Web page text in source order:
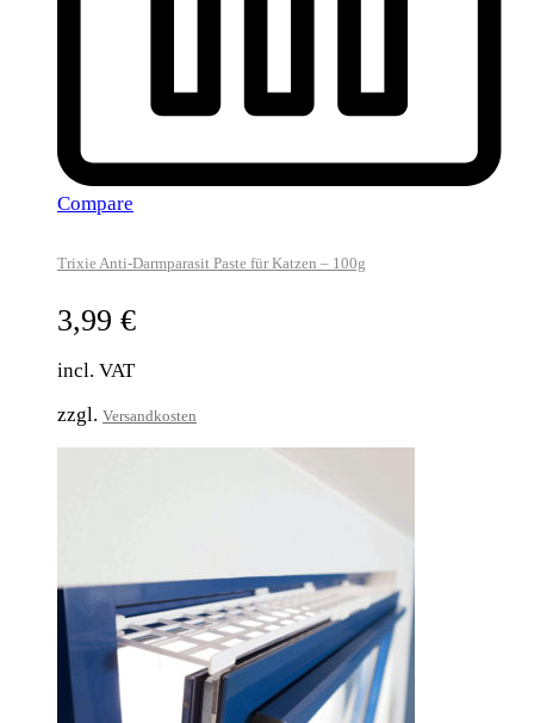
Compare
Trixie Anti-Darmparasit Paste für Katzen – 100g
3,99 €
incl. VAT
zzgl. Versandkosten